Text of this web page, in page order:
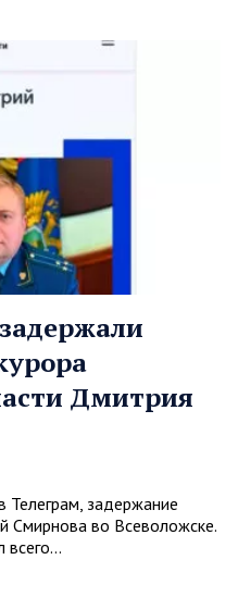
Дмитрия
задержание
Смирнова во Всеволожске.
всего…